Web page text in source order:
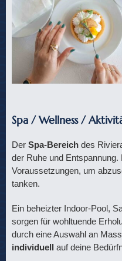
Spa / Wellness /
Der Spa-Bereich des
der Ruhe und Entspannung.
Voraussetzungen, um
tanken.
Ein beheizter Indoor-Pool,
sorgen für wohltuende
durch eine Auswahl an
individuell auf deine